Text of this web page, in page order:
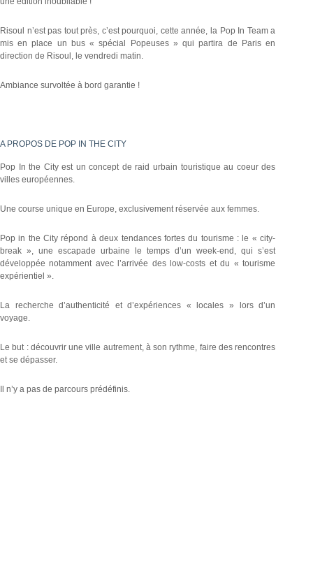
Risoul n’est pas tout près, c’est pourquoi, cette année, la Pop In Team a
mis en place un bus « spécial Popeuses » qui partira de Paris en
direction de Risoul, le vendredi matin.
Ambiance survoltée à bord garantie !
A PROPOS DE POP IN THE CITY
Pop In the City est un concept de raid urbain touristique au coeur des
villes européennes.
Une course unique en Europe, exclusivement réservée aux femmes.
Pop in the City répond à deux tendances fortes du tourisme : le « city-
break », une escapade urbaine le temps d’un week-end, qui s’est
développée notamment avec l’arrivée des low-costs et du « tourisme
expérientiel ».
La recherche d’authenticité et d’expériences « locales » lors d’un
voyage.
Le but : découvrir une ville autrement, à son rythme, faire des rencontres
et se dépasser.
Il n’y a pas de parcours prédéfinis.